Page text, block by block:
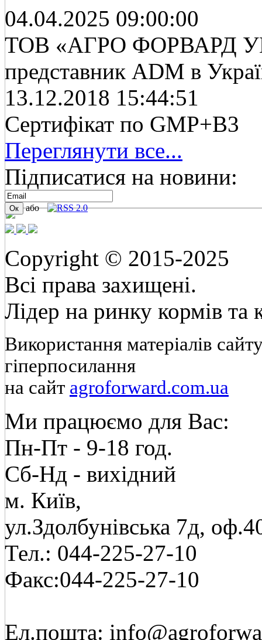
04.04.2025 09:00:00
ТОВ «АГРО ФОРВАРД
представник ADM в
13.12.2018 15:44:51
Сертифікат по GMP+B3
Переглянути все...
Підписатися на новини:
або
Copyright © 2015-2025
Всі права захищені.
Лідер на ринку кормів та
Використання матеріалів
гіперпосилання
на сайт agroforward.com.ua
Ми працюємо для Вас:
Пн-Пт - 9-18 год.
Cб-Нд - вихідний
м. Київ,
ул.Здолбунівська 7д,
Тел.: 044-225-27-10
Факс:044-225-27-10
Ел.пошта: